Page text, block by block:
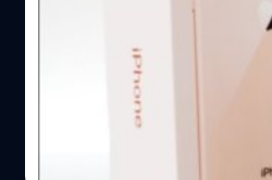
ยังไม่มีข้อมูลแน่ชัดว่า Apple จะ
มีข่าวมาค่อนข้างเยอะแล้วว่า
ราคาถูกซึ่งคาดว่าจะเป็น
ประเทศเผยว่ารุ่นใหม่นี้จะใช้ชื่
กลับไปเมื่อปี 2017, Apple เปิด
ได้แก่ iPhone 8, iPhone 8
2018, Apple ได้ข้ามชื่อ